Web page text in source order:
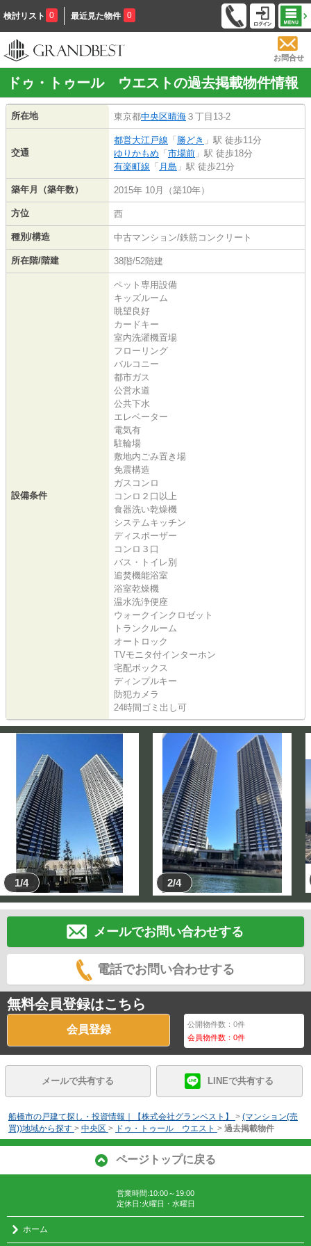
検討リスト 0 最近見た物件 0
お問合せ
ドゥ・トゥール ウエストの過去掲載物件情報
所在地 東京都中央区晴海 ３丁目13-2
交通
都営大江戸線 「 勝どき 」駅 徒歩11分
ゆりかもめ 「 市場前 」駅 徒歩18分
有楽町線 「 月島 」駅 徒歩21分
築年月（築年数） 2015年 10月（築10年）
方位 西
種別/構造 中古マンション/鉄筋コンクリート
所在階/階建 38階/52階建
設備条件
ペット専用設備
キッズルーム
眺望良好
カードキー
室内洗濯機置場
フローリング
バルコニー
都市ガス
公営水道
公共下水
エレベーター
電気有
駐輪場
敷地内ごみ置き場
免震構造
ガスコンロ
コンロ２口以上
食器洗い乾燥機
システムキッチン
ディスポーザー
コンロ３口
バス・トイレ別
追焚機能浴室
浴室乾燥機
温水洗浄便座
ウォークインクロゼット
トランクルーム
オートロック
TVモニタ付インターホン
宅配ボックス
ディンプルキー
防犯カメラ
24時間ゴミ出し可
1/4 2/4
メールでお問い合わせする
電話でお問い合わせする
無料会員登録はこちら
会員登録 公開物件数：0件
会員物件数：0件
メールで共有する LINEで共有する
船橋市の戸建て探し・投資情報｜【株式会社グランベスト】 > (マンション(売
買))地域から探す > 中央区 > ドゥ・トゥール ウエスト > 過去掲載物件
ページトップに戻る
営業時間:10:00～19:00
定休日:火曜日・水曜日
ホーム